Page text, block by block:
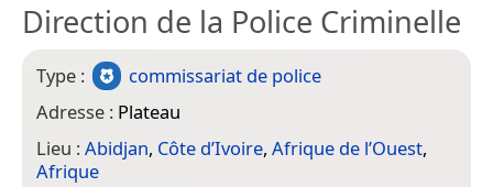
Direction de la Police Criminelle
Type :
commissariat de police
Adresse : Plateau
Lieu :Abidjan, Côte d’Ivoire, Afrique de l’Ouest,
Afrique